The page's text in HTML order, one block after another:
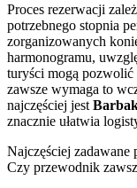
Proces rezerwacji
potrzebnego stopnia
zorganizowanych
harmonogramu,
turyści mogą pozwolić
zawsze wymaga to
najczęściej jest
znacznie ułatwia
Najczęściej zadawane
Czy przewodnik